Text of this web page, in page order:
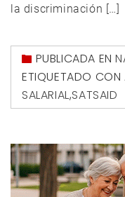
la discriminación […]
PUBLICADA EN
ETIQUETADO CON
SALARIAL,SATSAID